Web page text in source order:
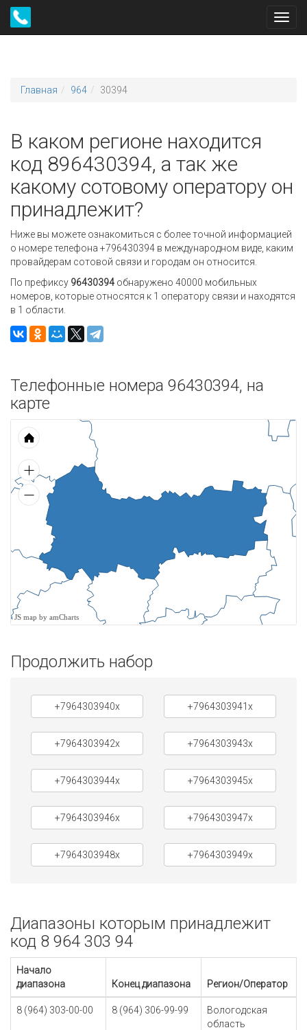
Главная 964 30394
В каком регионе находится
код 896430394, а так же
какому сотовому оператору он
принадлежит?
Ниже вы можете ознакомиться с более точной информацией
о номере телефона +796430394 в международном виде, каким
провайдерам сотовой связи и городам он относится.
По префиксу 96430394 обнаружено 40000 мобильных
номеров, которые относятся к 1 оператору связи и находятся
в 1 области.
Телефонные номера 96430394, на
карте
JS map by amCharts
Продолжить набор
+7964303940x +7964303941x
+7964303942x +7964303943x
+7964303944x +7964303945x
+7964303946x +7964303947x
+7964303948x +7964303949x
Диапазоны которым принадлежит
код 8 964 303 94
Начало
диапазона
Конец диапазона Регион/Оператор
8 (964) 303-00-00 8 (964) 306-99-99
Вологодская
область